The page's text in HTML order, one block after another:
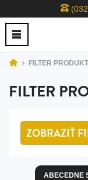
FILTER
FILTER
ZOBRAZIŤ
ABECEDNE